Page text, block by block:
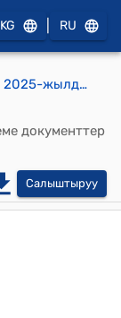
KG RU
Өзгөн шаардык кеңешинин 2025-жылдын 6-августу № 8/9 Өзгөн шаарынын 2025-2030-жылдарга мастер планы жөнүндө токтому
документтер
Салыштыруу